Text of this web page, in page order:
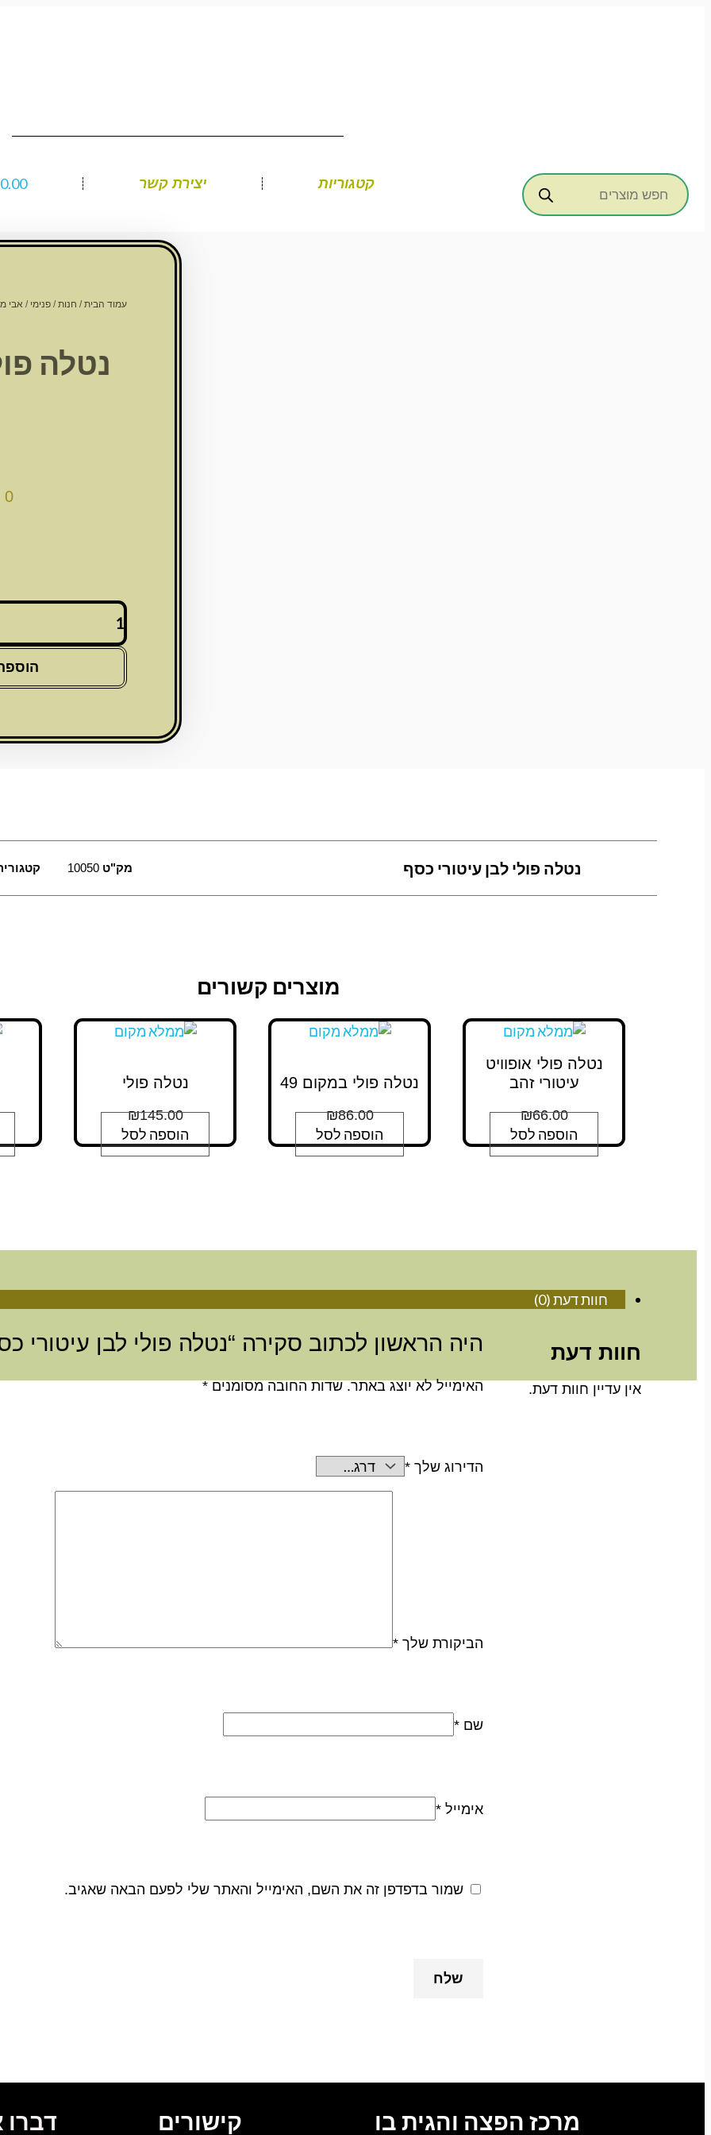
Products
search
קטגוריות יצירת קשר 0.00
עמוד הבית/ חנות/ פנימי / אבי
נטלה
כמות
של
נטלה
לבן
נטלה פולי לבן עיטורי כסף מק"ט 10050
מוצרים קשורים
נטלה פולי אופוויט
עיטורי זהב
₪66.00
הוספה לסל
נטלה פולי במקום 49
₪86.00
הוספה לסל
נטלה פולי
₪145.00
הוספה לסל
חוות דעת (0)
חוות דעת
אין עדיין חוות דעת.
היה הראשון לכתוב סקירה “נטלה פולי לבן עיטורי
האימייל לא יוצג באתר. שדות החובה מסומנים *
הדירוג שלך *
הביקורת שלך *
שם *
אימייל *
שמור בדפדפן זה את השם, האימייל והאתר שלי לפעם הבאה שאגיב.
מרכז הפצה והגית בו קישורים דברו